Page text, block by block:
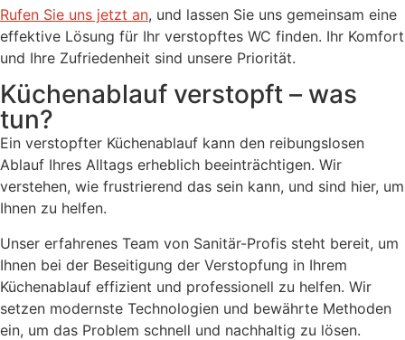
Rufen Sie uns jetzt an, und lassen Sie uns gemeinsam eine
effektive Lösung für Ihr verstopftes WC finden. Ihr Komfort
und Ihre Zufriedenheit sind unsere Priorität.
Küchenablauf verstopft – was
tun?
Ein verstopfter Küchenablauf kann den reibungslosen
Ablauf Ihres Alltags erheblich beeinträchtigen. Wir
verstehen, wie frustrierend das sein kann, und sind hier, um
Ihnen zu helfen.
Unser erfahrenes Team von Sanitär-Profis steht bereit, um
Ihnen bei der Beseitigung der Verstopfung in Ihrem
Küchenablauf effizient und professionell zu helfen. Wir
setzen modernste Technologien und bewährte Methoden
ein, um das Problem schnell und nachhaltig zu lösen.